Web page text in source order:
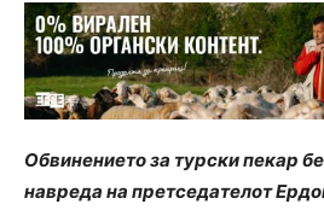
Обвинението за турски пекар
навреда на претседателот